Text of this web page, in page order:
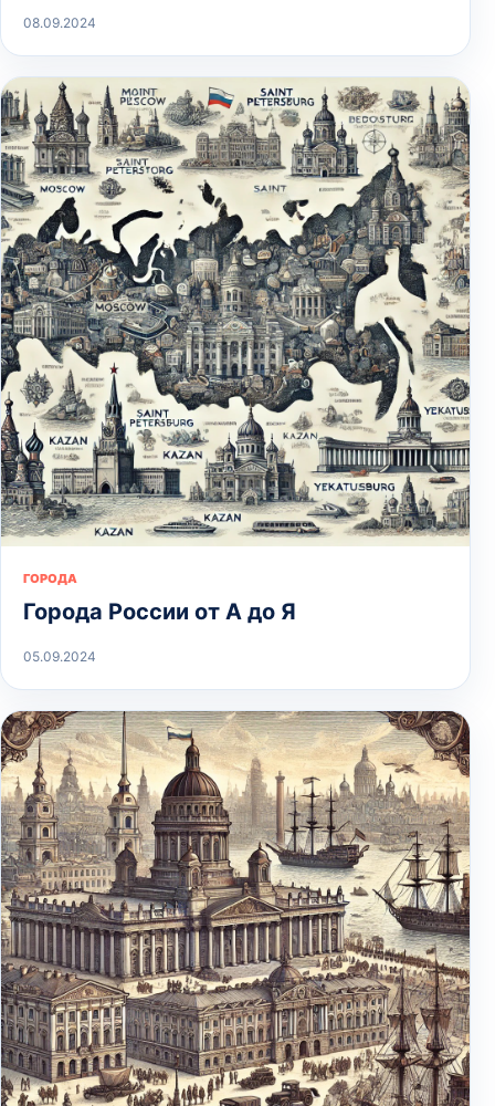
08.09.2024
ГОРОДА
Города России от А до Я
05.09.2024